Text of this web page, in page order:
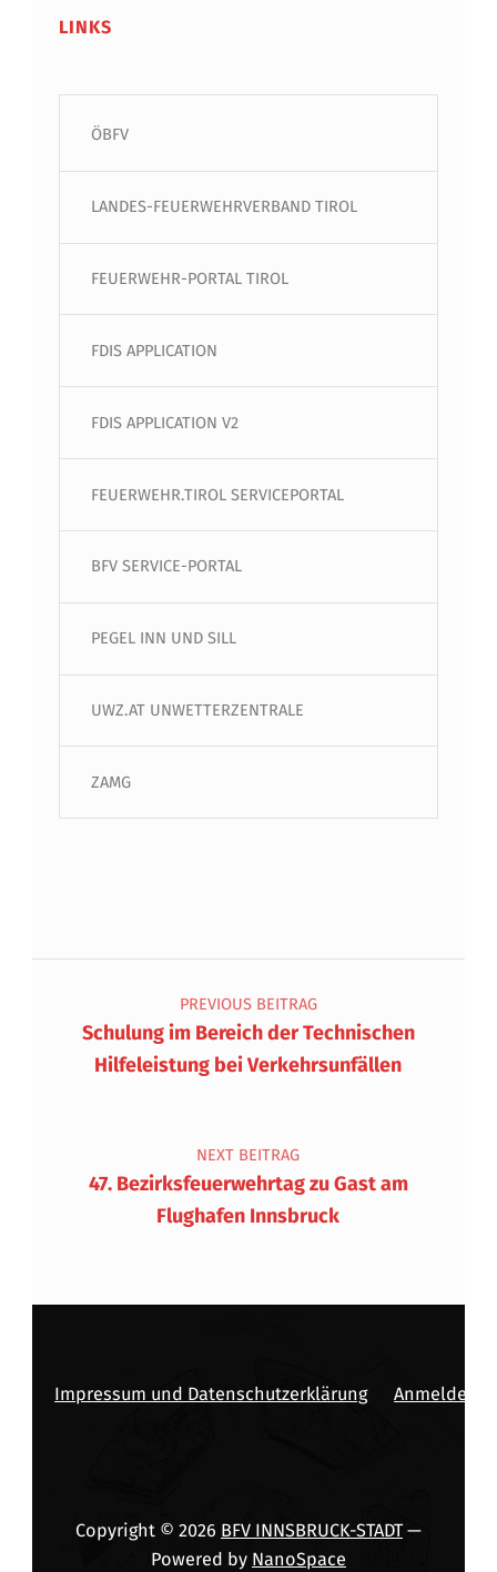
LINKS
ÖBFV
LANDES-FEUERWEHRVERBAND TIROL
FEUERWEHR-PORTAL TIROL
FDIS APPLICATION
FDIS APPLICATION V2
FEUERWEHR.TIROL SERVICEPORTAL
BFV SERVICE-PORTAL
PEGEL INN UND SILL
UWZ.AT UNWETTERZENTRALE
ZAMG
Beitragsnavigation
PREVIOUS BEITRAG
Schulung im Bereich der Technischen
Hilfeleistung bei Verkehrsunfällen
NEXT BEITRAG
47. Bezirksfeuerwehrtag zu Gast am
Flughafen Innsbruck
Impressum und Datenschutzerklärung Anmelden
Copyright © 2026 BFV INNSBRUCK-STADT—
Powered by NanoSpace